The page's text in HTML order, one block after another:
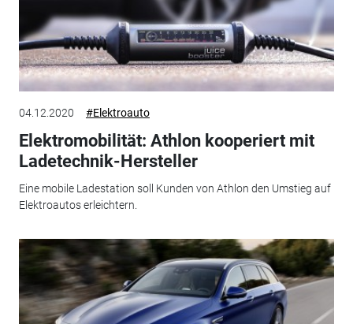
04.12.2020 #Elektroauto
Elektromobilität: Athlon kooperiert mit
Ladetechnik-Hersteller
Eine mobile Ladestation soll Kunden von Athlon den Umstieg auf
Elektroautos erleichtern.